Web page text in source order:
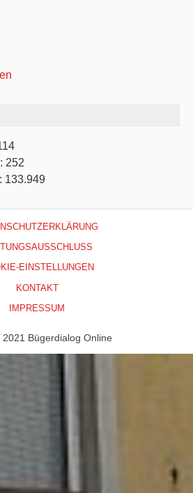
252
133.949
EINSTELLUNGEN
KONTAKT
IMPRESSUM
Bügerdialog Online